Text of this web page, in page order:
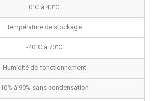
0°C à 40°C
Température de stockage
-40°C à 70°C
Humidité de fonctionnement
10% à 90% sans condensation